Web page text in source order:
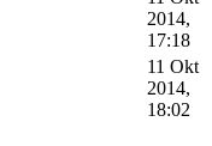
2014,
17:18
11 Okt
2014,
18:02